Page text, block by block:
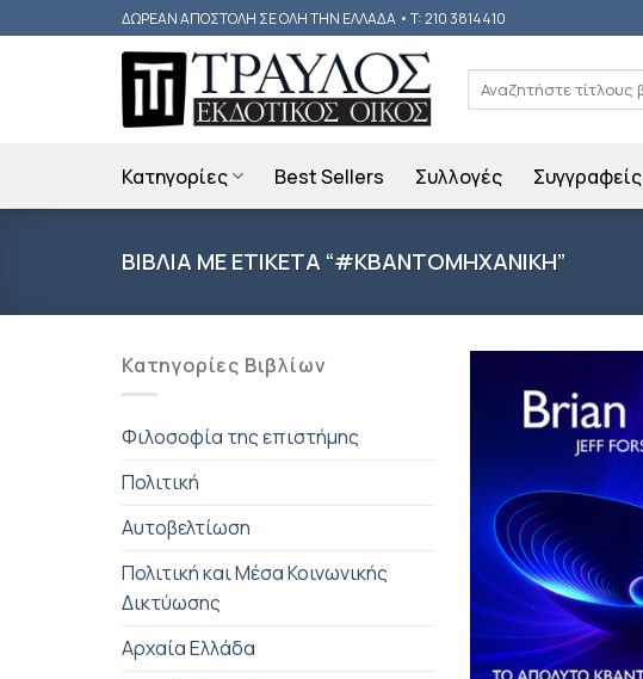
to
ΔΩΡΕΑΝ ΑΠΟΣΤΟΛΗ ΣΕ ΟΛΗ ΤΗΝ ΕΛΛΑΔΑ • T: 210 3814410
Αναζήτηση
για:
Κατηγορίες Best Sellers Συλλογές Συγγραφείς
ΒΙΒΛΙΑ ΜΕ ΕΤΙΚΕΤΑ “#ΚΒΑΝΤΟΜΗΧΑΝΙΚΗ”
Κατηγορίες Βιβλίων
Φιλοσοφία της επιστήμης
Πολιτική
Αυτοβελτίωση
Πολιτική και Μέσα Κοινωνικής
Δικτύωσης
Αρχαία Ελλάδα